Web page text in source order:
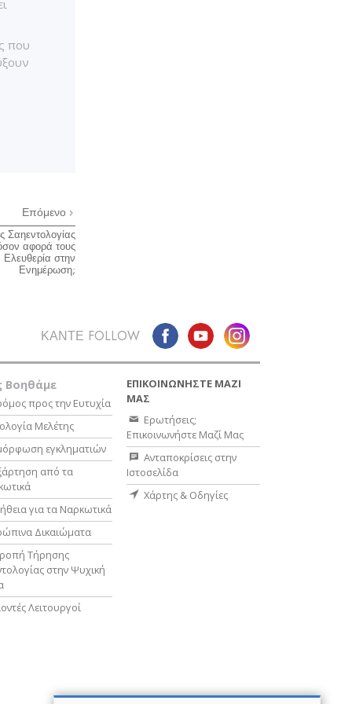
που
Επόμενο
Σαηεντολογίας
αφορά τους
στην
Ενημέρωση;
ΚΑΝΤΕ FOLLOW
Βοηθάμε
προς την Ευτυχία
Μελέτης
εγκληματιών
από τα
για τα Ναρκωτικά
Δικαιώματα
Τήρησης
στην Ψυχική
Λειτουργοί
ΕΠΙΚΟΙΝΩΝΗΣΤΕ ΜΑΖΙ
ΜΑΣ
Ερωτήσεις;
Επικοινωνήστε Μαζί Μας
Ανταποκρίσεις στην
Ιστοσελίδα
Χάρτης & Οδηγίες